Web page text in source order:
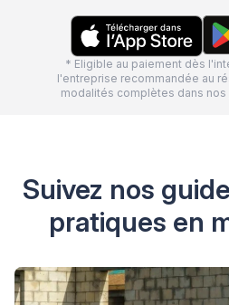
* Eligible au paiement dès
l'entreprise recommandée au
modalités complètes dans nos
Suivez nos
pratiques en